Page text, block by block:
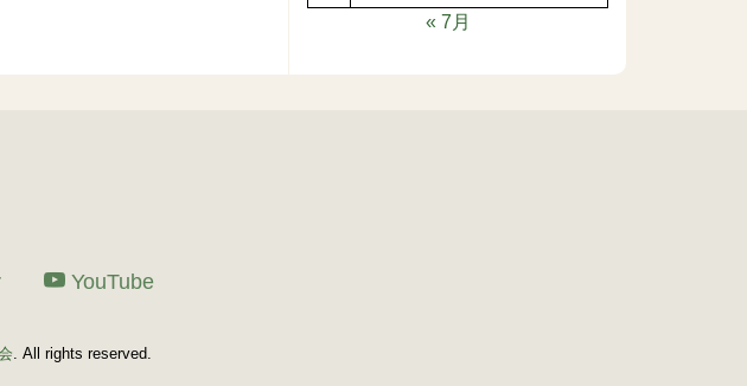
« 7月
YouTube
. All rights reserved.